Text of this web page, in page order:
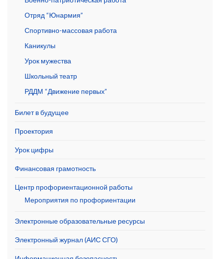
Отряд “Юнармия”
Спортивно-массовая работа
Каникулы
Урок мужества
Школьный театр
РДДМ “Движение первых”
Билет в будущее
Проектория
Урок цифры
Финансовая грамотность
Центр профориентационной работы
Мероприятия по профориентации
Электронные образовательные ресурсы
Электронный журнал (АИС СГО)